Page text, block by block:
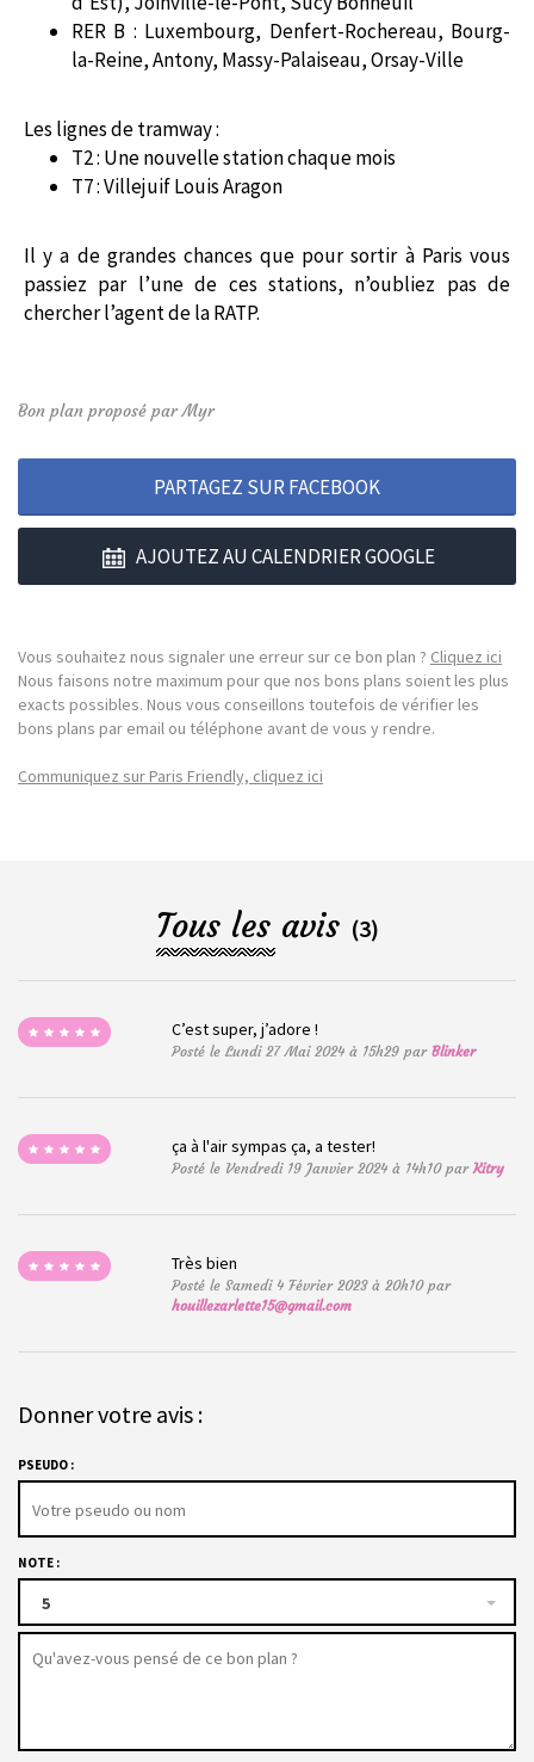
RER B : Luxembourg, Denfert-Rochereau, Bourg-
la-Reine, Antony, Massy-Palaiseau, Orsay-Ville
Les lignes de tramway :
T2 : Une nouvelle station chaque mois
T7 : Villejuif Louis Aragon
Il y a de grandes chances que pour sortir à Paris vous
passiez par l’une de ces stations, n’oubliez pas de
chercher l’agent de la RATP.
Bon plan proposé par Myr
PARTAGEZ SUR FACEBOOK
AJOUTEZ AU CALENDRIER GOOGLE
Vous souhaitez nous signaler une erreur sur ce bon plan ? Cliquez ici
Nous faisons notre maximum pour que nos bons plans soient les plus
exacts possibles. Nous vous conseillons toutefois de vérifier les
bons plans par email ou téléphone avant de vous y rendre.
Communiquez sur Paris Friendly, cliquez ici
Tous les avis (3)
C’est super, j’adore !
Posté le Lundi 27 Mai 2024 à 15h29 parBlinker
ça à l'air sympas ça, a tester!
Posté le Vendredi 19 Janvier 2024 à 14h10 parKitry
Très bien
Posté le Samedi 4 Février 2023 à 20h10 par
houillezarlette15@gmail.com
Donner votre avis :
PSEUDO :
NOTE :
5